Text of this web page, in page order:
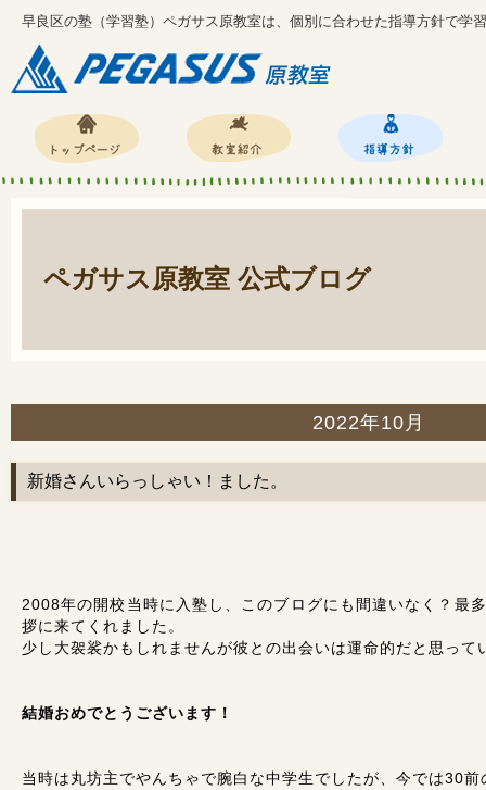
早良区の塾（学習塾）ペガサス原教室は、個別に合わせた指導方針で学
ペガサス原教室 公式ブログ
2022年10月
新婚さんいらっしゃい！ました。
2008年の開校当時に入塾し、このブログにも間違いなく？最
拶に来てくれました。
少し大袈裟かもしれませんが彼との出会いは運命的だと思って
結婚おめでとうございます！
当時は丸坊主でやんちゃで腕白な中学生でしたが、今では30